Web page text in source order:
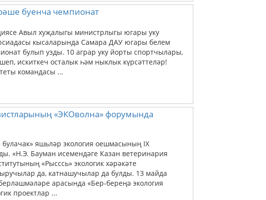
буенча чемпионат
Авыл хуҗалыгы министрлыгы югары уку
кысаларында Самара ДАУ югары белем
булып узды. 10 аграр уку йорты спортчылары,
искиткеч осталык һәм ныклык күрсәттеләр!
командасы ...
«ЭКОволна» форумында
яшьләр экология оешмасының ІХ
«Н.Э. Бауман исемендәге Казан ветеринария
«Рысссь» экологик хәрәкәте
да, катнашучылар да булды. 13 майда
арасында «Бер-береңә экология
проектлар ...